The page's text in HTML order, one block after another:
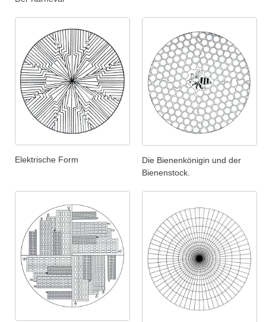
Elektrische Form
Die Bienenkönigin und der
Bienenstock.